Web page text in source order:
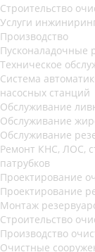
Строительство
Услуги
Производство
Пусконаладочные
Техническое
Система
насосных станций
Обслуживание
Обслуживание
Обслуживание
Ремонт КНС, ЛОС,
патрубков
Проектирование
Проектирование
Монтаж
Строительство
Производство
Очистные